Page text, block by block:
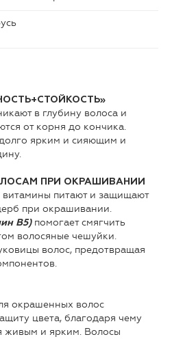
в глубину волоса и
от корня до кончика.
ярким и сияющим и
ПРИ ОКРАШИВАНИИ
питают и защищают
при окрашивании.
В5)помогает смягчить
волосяные чешуйки.
волос, предотвращая
окрашенных волос
цвета, благодаря чему
живым и ярким. Волосы